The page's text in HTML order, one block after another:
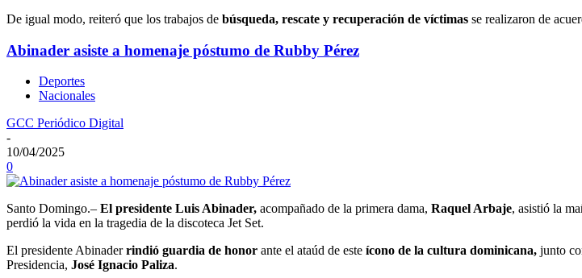
De igual modo, reiteró que los trabajos de búsqueda, rescate y recuperación de víctimas se realizaron de
Abinader asiste a homenaje póstumo de Rubby Pérez
Deportes
Nacionales
GCC Periódico Digital
-
10/04/2025
0
Santo Domingo.– El presidente Luis Abinader, acompañado de la primera dama, Raquel Arbaje, asistió la
perdió la vida en la tragedia de la discoteca Jet Set.
El presidente Abinaderrindió guardia de honor ante el ataúd de este ícono de la cultura dominicana, junto
Presidencia, José Ignacio Paliza.